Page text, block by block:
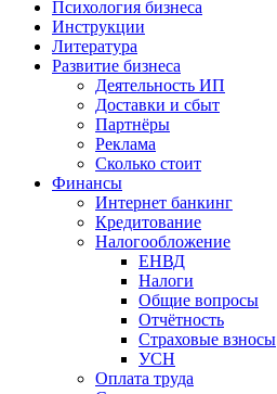
Психология бизнеса
Инструкции
Литература
Развитие бизнеса
Деятельность ИП
Доставки и сбыт
Партнёры
Реклама
Сколько стоит
Финансы
Интернет банкинг
Кредитование
Налогообложение
ЕНВД
Налоги
Общие вопросы
Отчётность
Страховые взносы
УСН
Оплата труда